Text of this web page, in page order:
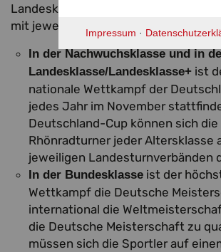
Impressum ·
Landesklasse/Landesklasse+ und
mit jeweils eigenen Altersklasse (AK)
In der Nachwuchsklasse und in
Landesklasse/Landesklasse+ ist
nationale Wettkampf der
jedes Jahr im November
Deutschland-Cup können sich
Rhönradturner jeder Altersklasse
jeweiligen Landesturnverbänden
In der Bundesklasse ist der
Wettkampf die Deutsche
international die
die Deutsche Meisterschaft zu
müssen sich die Sportler auf